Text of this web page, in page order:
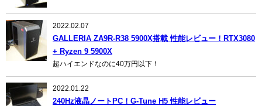
2022.02.07
GALLERIA ZA9R-R38 5900X搭載 性能レビュー！RTX3080
+ Ryzen 9 5900X
超ハイエンドなのに40万円以下！
2022.01.22
240Hz液晶ノートPC！G-Tune H5 性能レビュー